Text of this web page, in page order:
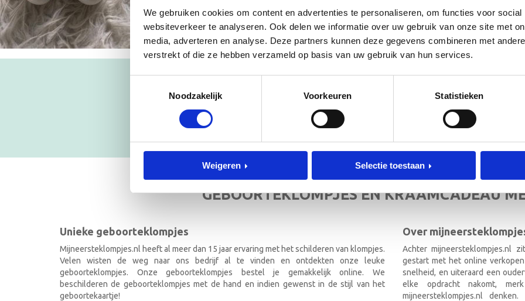
We gebruiken cookies om content en advertenties te personaliseren, om functies voor
websiteverkeer te analyseren. Ook delen we informatie over uw gebruik van onze site met
media, adverteren en analyse. Deze partners kunnen deze gegevens combineren met
verstrekt of die ze hebben verzameld op basis van uw gebruik van hun services.
Noodzakelijk
Voorkeuren Statistieken
Weigeren Selectie toestaan
NIEUWSBRIEF
GEBOORTEKLOMPJES EN KRAAMCADEAU
Unieke geboorteklompjes
Mijneersteklompjes.nl heeft al meer dan 15 jaar ervaring met het schilderen van klompjes.
Velen wisten de weg naar ons bedrijf al te vinden en ontdekten onze leuke
geboorteklompjes. Onze geboorteklompjes bestel je gemakkelijk online. We
beschilderen de geboorteklompjes met de hand en indien gewenst in de stijl van het
geboortekaartje!
Over
Achter mijneersteklompjes.nl
gestart met het online
snelheid, en uiteraard een
elke opdracht nakomt,
mijneersteklompjes.nl